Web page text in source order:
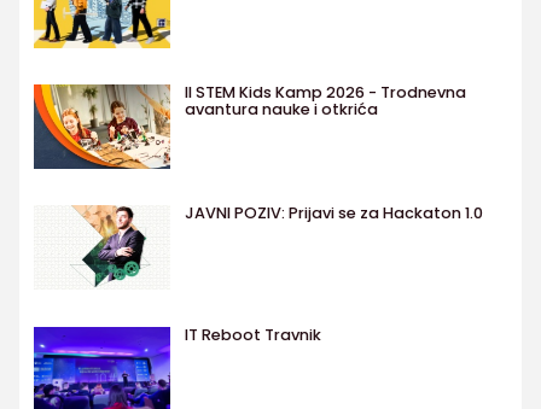
II STEM Kids Kamp 2026 - Trodnevna
avantura nauke i otkrića
JAVNI POZIV: Prijavi se za Hackaton 1.0
IT Reboot Travnik